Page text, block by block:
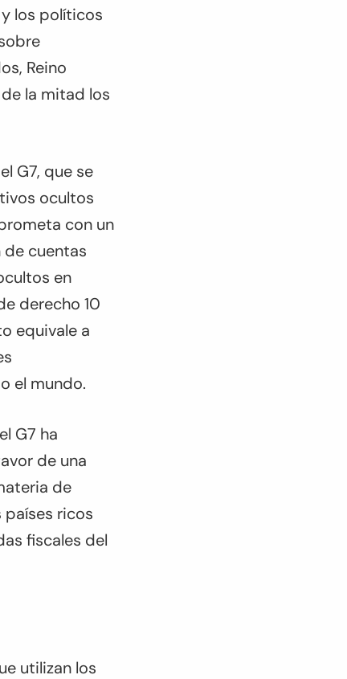
los políticos
Reino
la mitad los
G7, que se
ocultos
con un
de cuentas
en
derecho 10
equivale a
el mundo.
G7 ha
de una
de
países ricos
fiscales del
utilizan los